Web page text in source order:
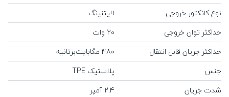
نوع کانکتور خروجی
لایتنینگ
حداکثر توان خروجی
20 وات
حداکثر جریان قابل انتقال
480 مگابایت‌برثانیه
جنس
پلاستیک TPE
شدت جریان
2.4 آمپر